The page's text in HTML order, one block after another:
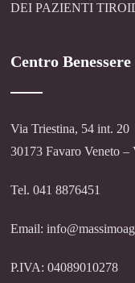
DEI PAZIENTI
Centro
Via Triestina, 54 int. 20
30173 Favaro Veneto –
Tel. 041 8876451
Email:
P.IVA: 04089010278